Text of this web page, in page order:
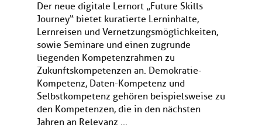
Der neue digitale Lernort „Future Skills
Journey“ bietet kuratierte Lerninhalte,
Lernreisen und Vernetzungsmöglichkeiten,
sowie Seminare und einen zugrunde
liegenden Kompetenzrahmen zu
Zukunftskompetenzen an. Demokratie-
Kompetenz, Daten-Kompetenz und
Selbstkompetenz gehören beispielsweise zu
den Kompetenzen, die in den nächsten
Jahren an Relevanz ...